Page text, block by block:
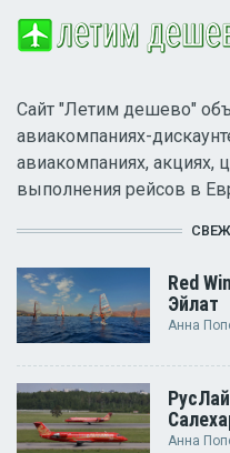
Сайт "Летим дешево"
авиакомпаниях-
авиакомпаниях, акциях,
выполнения рейсов в
Red
Эйлат
Анна
Анна